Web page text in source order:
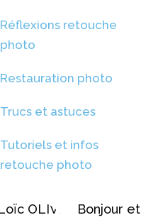
Réflexions retouche
photo
Restauration photo
Trucs et astuces
Tutoriels et infos
retouche photo
Bonjour et